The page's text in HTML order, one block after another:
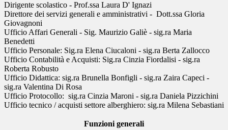
Dirigente scolastico - Prof.ssa Laura D' Ignazi
Direttore dei servizi generali e amministrativi - Dott.ssa Gloria
Giovagnoni
Ufficio Affari Generali - Sig. Maurizio Galiè - sig.ra Maria
Benedetti
Ufficio Personale: Sig.ra Elena Ciucaloni - sig.ra Berta Zallocco
Ufficio Contabilità e Acquisti: Sig.ra Cinzia Fiordalisi - sig.ra
Roberta Robusto
Ufficio Didattica: sig.ra Brunella Bonfigli - sig.ra Zaira Capeci -
sig.ra Valentina Di Rosa
Ufficio Protocollo: sig.ra Cinzia Maroni - sig.ra Daniela Pizzichini
Ufficio tecnico / acquisti settore alberghiero: sig.ra Milena Sebastiani
Funzioni generali